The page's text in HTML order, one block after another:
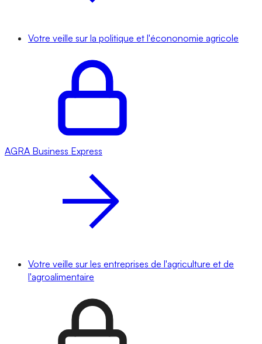
Votre veille sur la politique et l'écononomie agricole
AGRA Business Express
Votre veille sur les entreprises de l'agriculture et de
l'agroalimentaire